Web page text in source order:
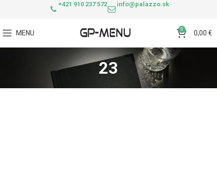
+421 910 237 572 info@palazzo.sk
MENU 0 0,00 €
23